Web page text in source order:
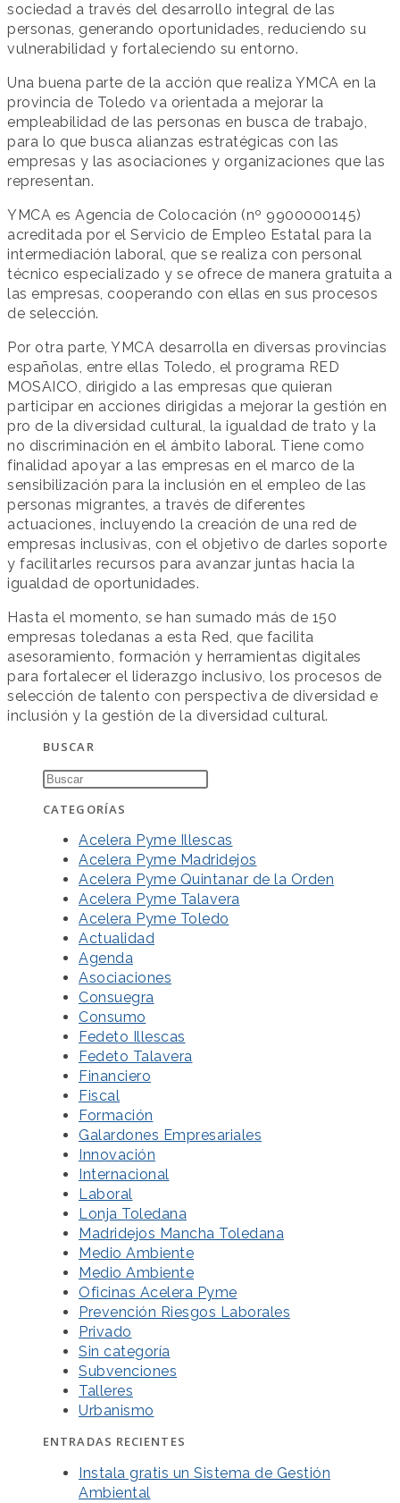
sociedad a través del desarrollo integral de las
personas, generando oportunidades, reduciendo su
vulnerabilidad y fortaleciendo su entorno.
Una buena parte de la acción que realiza YMCA en la
provincia de Toledo va orientada a mejorar la
empleabilidad de las personas en busca de trabajo,
para lo que busca alianzas estratégicas con las
empresas y las asociaciones y organizaciones que las
representan.
YMCA es Agencia de Colocación (nº 9900000145)
acreditada por el Servicio de Empleo Estatal para la
intermediación laboral, que se realiza con personal
técnico especializado y se ofrece de manera gratuita a
las empresas, cooperando con ellas en sus procesos
de selección.
Por otra parte, YMCA desarrolla en diversas provincias
españolas, entre ellas Toledo, el programa RED
MOSAICO, dirigido a las empresas que quieran
participar en acciones dirigidas a mejorar la gestión en
pro de la diversidad cultural, la igualdad de trato y la
no discriminación en el ámbito laboral. Tiene como
finalidad apoyar a las empresas en el marco de la
sensibilización para la inclusión en el empleo de las
personas migrantes, a través de diferentes
actuaciones, incluyendo la creación de una red de
empresas inclusivas, con el objetivo de darles soporte
y facilitarles recursos para avanzar juntas hacia la
igualdad de oportunidades.
Hasta el momento, se han sumado más de 150
empresas toledanas a esta Red, que facilita
asesoramiento, formación y herramientas digitales
para fortalecer el liderazgo inclusivo, los procesos de
selección de talento con perspectiva de diversidad e
inclusión y la gestión de la diversidad cultural.
BUSCAR
CATEGORÍAS
Acelera Pyme Illescas
Acelera Pyme Madridejos
Acelera Pyme Quintanar de la Orden
Acelera Pyme Talavera
Acelera Pyme Toledo
Actualidad
Agenda
Asociaciones
Consuegra
Consumo
Fedeto Illescas
Fedeto Talavera
Financiero
Fiscal
Formación
Galardones Empresariales
Innovación
Internacional
Laboral
Lonja Toledana
Madridejos Mancha Toledana
Medio Ambiente
Medio Ambiente
Oficinas Acelera Pyme
Prevención Riesgos Laborales
Privado
Sin categoría
Subvenciones
Talleres
Urbanismo
ENTRADAS RECIENTES
Instala gratis un Sistema de Gestión
Ambiental